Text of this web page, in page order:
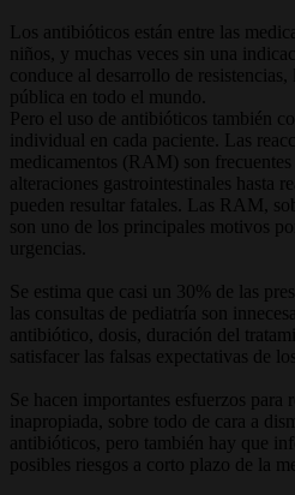
Los antibióticos están entre las
niños, y muchas veces sin una
conduce al desarrollo de
pública en todo el mundo.
Pero el uso de antibióticos también
individual en cada paciente. Las
medicamentos (RAM) son
alteraciones gastrointestinales hasta
pueden resultar fatales. Las RAM,
son uno de los principales motivos
urgencias.
Se estima que casi un 30% de las
las consultas de pediatría son
antibiótico, dosis, duración del
satisfacer las falsas expectativas de
Se hacen importantes esfuerzos para
inapropiada, sobre todo de cara a
antibióticos, pero también hay que
posibles riesgos a corto plazo de la